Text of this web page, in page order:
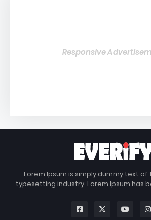
Responsive
Lorem Ipsum is simply dummy text
typesetting industry. Lorem Ipsum has